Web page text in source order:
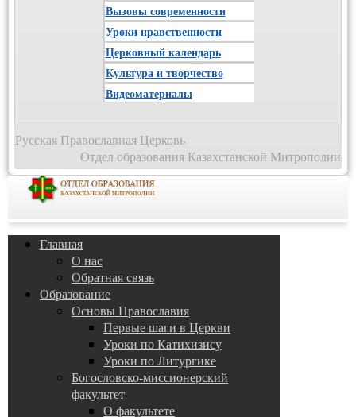
Вызовы современности
Уроки нравственности
Церковный календарь
Культура и творчество
Видеоматериалы
Русская Православная Церковь
Отдел образования Казахстанской Митрополии
Главная
О нас
Обратная связь
Образование
Основы Православия
Первые шаги в Церкви
Уроки по Катихизису
Уроки по Литургике
Богословско-миссионерский
факультет
О факультете